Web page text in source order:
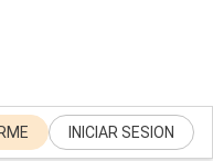
INICIAR SESION